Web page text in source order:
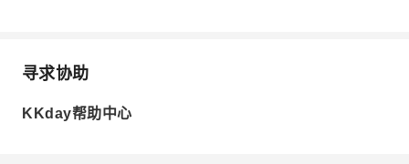
寻求协助
KKday帮助中心